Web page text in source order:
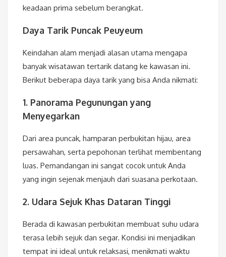
keadaan prima sebelum berangkat.
Daya Tarik Puncak Peuyeum
Keindahan alam menjadi alasan utama mengapa
banyak wisatawan tertarik datang ke kawasan ini.
Berikut beberapa daya tarik yang bisa Anda nikmati:
1. Panorama Pegunungan yang
Menyegarkan
Dari area puncak, hamparan perbukitan hijau, area
persawahan, serta pepohonan terlihat membentang
luas. Pemandangan ini sangat cocok untuk Anda
yang ingin sejenak menjauh dari suasana perkotaan.
2. Udara Sejuk Khas Dataran Tinggi
Berada di kawasan perbukitan membuat suhu udara
terasa lebih sejuk dan segar. Kondisi ini menjadikan
tempat ini ideal untuk relaksasi, menikmati waktu